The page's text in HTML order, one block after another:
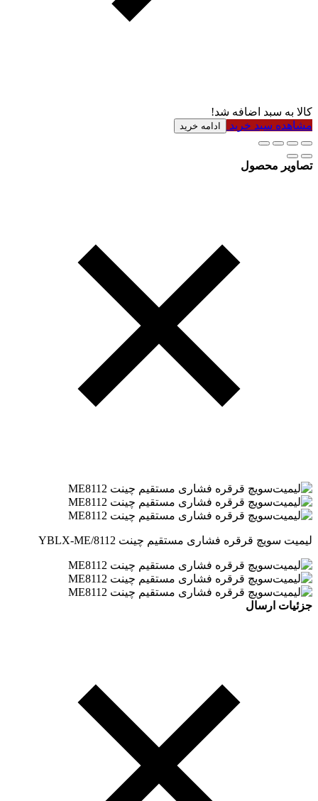
کالا به سبد اضافه شد!
مشاهده سبد خرید
ادامه خرید
تصاویر محصول
لیمیت سویچ قرقره فشاری مستقیم چینت YBLX-ME/8112
جزئیات ارسال